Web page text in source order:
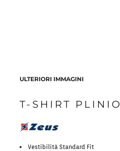
ULTERIORI IMMAGINI
T-SHIRT PLINIO
Vestibilità Standard Fit